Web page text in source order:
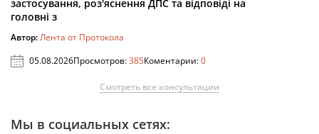
застосування, роз'яснення ДПС та відповіді на
головні з
Автор:Лента от Протокола
05.08.2026Просмотров:385Коментарии:0
Смотреть все консультации
Мы в социальных сетях: